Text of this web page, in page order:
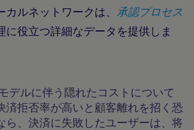
カルネットワークは、 承認プロセス
に役立つ詳細なデータを提供しま
デルに伴う隠れたコストについて
済拒否率が高いと顧客離れを招く恐
ら、決済に失敗したユーザーは、将